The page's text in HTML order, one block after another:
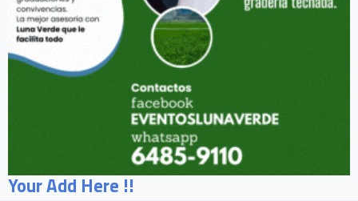
Your Add Here !!